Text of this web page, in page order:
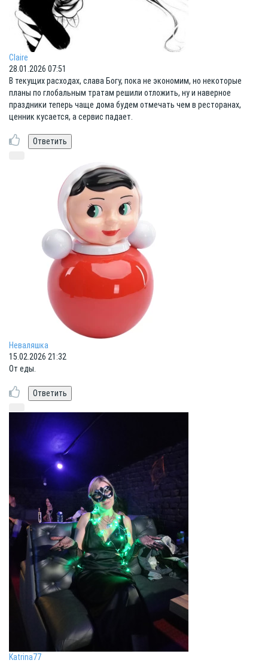
Clаire
28.01.2026 07:51
В текущих расходах, слава Богу, пока не экономим, но некоторые
планы по глобальным тратам решили отложить, ну и наверное
праздники теперь чаще дома будем отмечать чем в ресторанах,
ценник кусается, а сервис падает.
Неваляшка
15.02.2026 21:32
От еды.
Katrina77